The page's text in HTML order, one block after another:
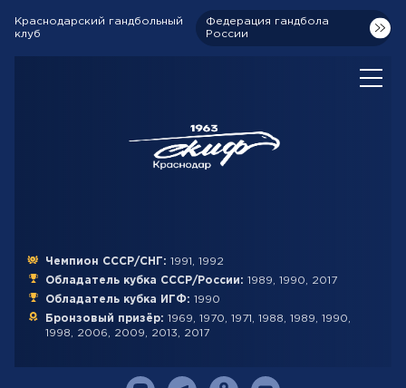
Краснодарский гандбольный
клуб
Федерация гандбола
России
Чемпион СССР/СНГ: 1991, 1992
Обладатель кубка СССР/России: 1989, 1990, 2017
Обладатель кубка ИГФ: 1990
Бронзовый призёр: 1969, 1970, 1971, 1988, 1989, 1990,
1998, 2006, 2009, 2013, 2017